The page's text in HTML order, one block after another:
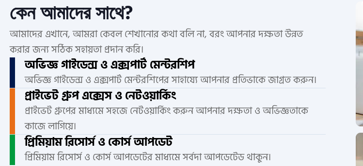
কেন আমাদের সাথে?
আমাদের এখানে, আমরা কেবল শেখানোর কথা বলি না, বরং আপনার দক্ষতা উন্নত
করার জন্য সঠিক সহায়তা প্রদান করি।
অভিজ্ঞ গাইডেন্স ও এক্সপার্ট মেন্টরশিপ
অভিজ্ঞ গাইডেন্স ও এক্সপার্ট মেন্টরশিপের সাহায্যে আপনার প্রতিভাকে জাগ্রত করুন।
প্রাইভেট গ্রুপ এক্সেস ও নেটওয়ার্কিং
প্রাইভেট গ্রুপের মাধ্যমে সহজে নেটওয়ার্কিং করুন আপনার দক্ষতা ও অভিজ্ঞতাকে
কাজে লাগিয়ে।
প্রিমিয়াম রিসোর্স ও কোর্স আপডেট
প্রিমিয়াম রিসোর্স ও কোর্স আপডেটের মাধ্যমে সর্বদা আপডেটেড থাকুন।